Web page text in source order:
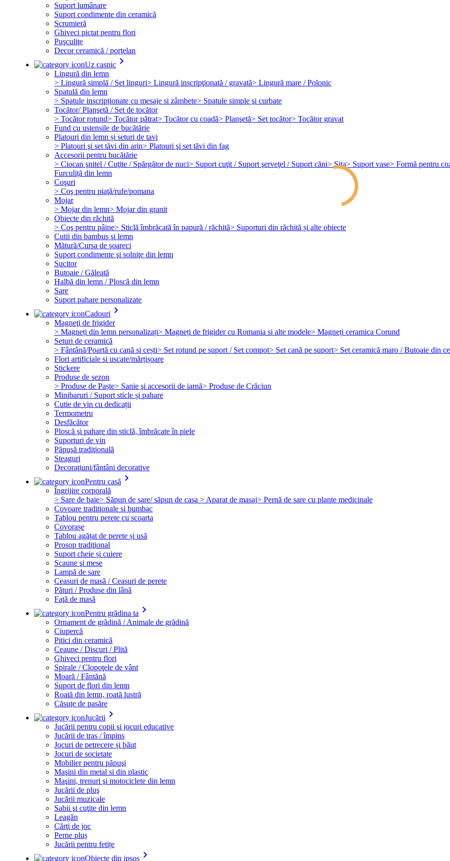
Suport lumânare
Suport condimente din ceramică
Scrumieră
Ghiveci pictat pentru flori
Puşculiţe
Decor ceramică / porţelan
Uz casnic keyboard_arrow_right
Lingură din lemn
> Lingură simplă / Set linguri> Lingură inscripţionată / gravată> Lingură mare / Polonic
Spatulă din lemn
> Spatule inscripționate cu mesaje si zâmbete> Spatule simple şi curbate
Tocător/ Planşetă / Set de tocător
> Tocător rotund> Tocător pătrat> Tocător cu coadă> Planşetă> Set tocător> Tocător gravat
Fund cu ustensile de bucătărie
Platouri din lemn și seturi de tavi
> Platouri şi set tăvi din arin> Platouri şi set tăvi din fag
Accesorii pentru bucătărie
> Ciocan şnitel / Cuţite / Spărgător de nuci> Suport cuţit / Suport şerveţel / Suport căni> Sita> Suport vase> Formă pentru
Furculiță din lemn
Coşuri
> Coş pentru piaţă/rufe/pomana
Mojar
> Mojar din lemn> Mojar din granit
Obiecte din răchită
> Coş pentru pâine> Sticlă îmbrăcată în papură / răchită> Suporturi din răchită și alte obiecte
Cutii din bambus şi lemn
Mătură/Cursa de şoareci
Suport condimente şi solniţe din lemn
Sucitor
Butoaie / Găleată
Halbă din lemn / Ploscă din lemn
Sare
Suport pahare personalizate
Cadouri keyboard_arrow_right
Magneţi de frigider
> Magneți din lemn personalizați> Magneți de frigider cu Romania si alte modele> Magneți ceramica Corund
Seturi de ceramică
> Fântână/Poartă cu cană si cești> Set rotund pe suport / Set compot> Set cană pe suport> Set ceramică maro / Butoaie din
Flori artificiale si uscate/mărțișoare
Stickere
Produse de sezon
> Produse de Paște> Sanie şi accesorii de iarnă> Produse de Crăciun
Minibaruri / Suport sticle și pahare
Cutie de vin cu dedicații
Termometru
Desfăcător
Ploscă şi pahare din sticlă, îmbrăcate în piele
Suporturi de vin
Păpuşă tradiţională
Steaguri
Decoraţiuni/fântâni decorative
Pentru casă keyboard_arrow_right
Îngrijire corporală
> Sare de baie> Săpun de sare/ săpun de casa > Aparat de masaj> Pernă de sare cu plante medicinale
Covoare traditionale si bumbac
Tablou pentru perete cu scoarta
Covorașe
Tablou agățat de perete și usă
Prosop tradiţional
Suport cheie și cuiere
Scaune şi mese
Lampă de sare
Ceasuri de masă / Ceasuri de perete
Pături / Produse din lână
Faţă de masă
Pentru grădina ta keyboard_arrow_right
Ornament de grădină / Animale de grădină
Ciupercă
Pitici din ceramică
Ceaune / Discuri / Plită
Ghiveci pentru flori
Spirale / Clopoţele de vânt
Moară / Fântănă
Suport de flori din lemn
Roată din lemn, roată lustră
Căsuţe de pasăre
Jucării keyboard_arrow_right
Jucării pentru copii şi jocuri educative
Jucării de tras / împins
Jocuri de petrecere și băut
Jocuri de societate
Mobilier pentru păpuşi
Maşini din metal si din plastic
Maşini, trenuri şi motociclete din lemn
Jucării de pluş
Jucării muzicale
Sabii şi cuţite din lemn
Leagăn
Cărţi de joc
Perne pluș
Jucării pentru fetițe
Obiecte din ipsos keyboard_arrow_right